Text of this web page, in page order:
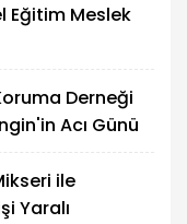
Eğitim Meslek
Derneği
Acı Günü
ile
Yaralı